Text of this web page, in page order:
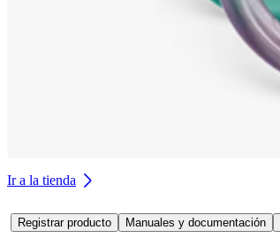
Ir a la tienda
Registrar producto Manuales y documentación